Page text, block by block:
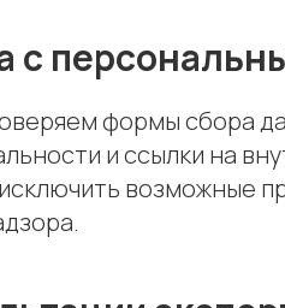
с
формы сбора
и ссылки на
возможные